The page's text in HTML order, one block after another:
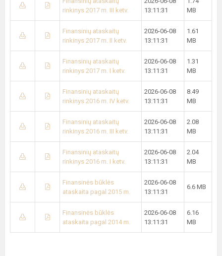
rinkinys 2017 m. III ketv.
13:11:31
MB
Finansinių ataskaitų
rinkinys 2017 m. II ketv.
2026-06-08
13:11:31
1.61
MB
Finansinių ataskaitų
rinkinys 2017 m. I ketv.
2026-06-08
13:11:31
1.31
MB
Finansinių ataskaitų
rinkinys 2016 m. IV ketv.
2026-06-08
13:11:31
8.49
MB
Finansinių ataskaitų
rinkinys 2016 m. III ketv.
2026-06-08
13:11:31
2.08
MB
Finansinių ataskaitų
rinkinys 2016 m. I ketv.
2026-06-08
13:11:31
2.04
MB
Finansinės būklės
ataskaita pagal 2015 m.
2026-06-08
13:11:31
6.6 MB
Finansinės būklės
ataskaita pagal 2014 m.
2026-06-08
13:11:31
6.16
MB